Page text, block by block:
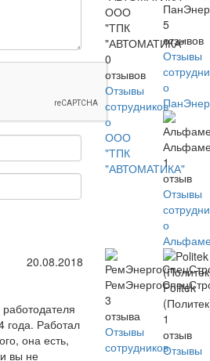
20.08.2018
года. Работал
она есть,
вы не
ООО
"ТПК
"АВТОМАТИКА"
0
отзывов
Отзывы
сотрудников
о
ООО
"ТПК
"АВТОМАТИКА"
5
отзывов
Отзывы
о
1
отзыв
Отзывы
о
3
отзыва
Отзывы
сотрудников
Politek
1
отзыв
Отзывы